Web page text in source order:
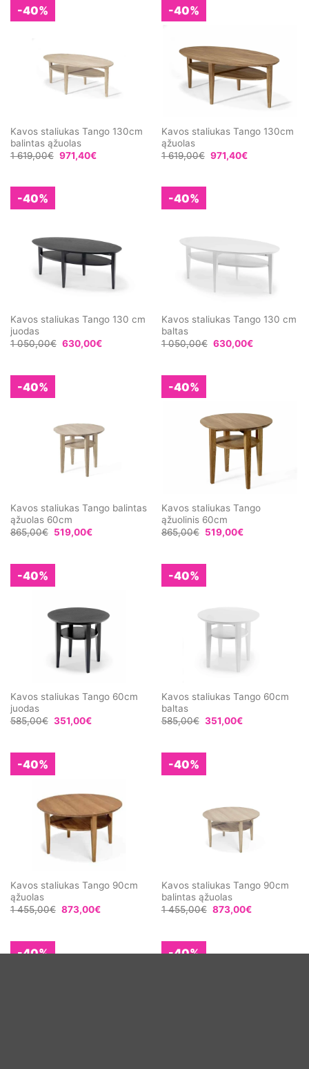
-40%
Kavos staliukas Tango 130cm
balintas ąžuolas
1 619,00€ 971,40€
-40%
Kavos staliukas Tango 130cm
ąžuolas
1 619,00€ 971,40€
-40%
Kavos staliukas Tango 130 cm
juodas
1 050,00€ 630,00€
-40%
Kavos staliukas Tango 130 cm
baltas
1 050,00€ 630,00€
-40%
Kavos staliukas Tango balintas
ąžuolas 60cm
865,00€ 519,00€
-40%
Kavos staliukas Tango
ąžuolinis 60cm
865,00€ 519,00€
-40%
Kavos staliukas Tango 60cm
juodas
585,00€ 351,00€
-40%
Kavos staliukas Tango 60cm
baltas
585,00€ 351,00€
-40%
Kavos staliukas Tango 90cm
ąžuolas
1 455,00€ 873,00€
-40%
Kavos staliukas Tango 90cm
balintas ąžuolas
1 455,00€ 873,00€
-40% -40%